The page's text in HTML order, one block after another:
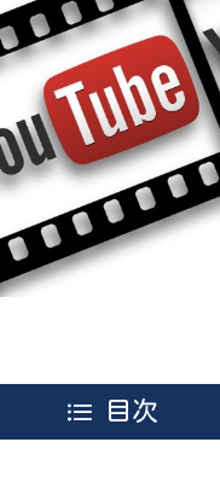
目次